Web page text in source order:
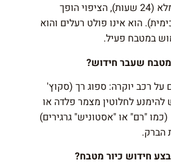
כן. לאחר הייבוש המלא (24 שעות), הציפוי הופך
הוא אינו פולט רעלים והוא
במטבח פעיל.
על רכב יוקרה: ספוג רך (סקוץ'
להימנע לחלוטין מצמר פלדה או
(כמו "רם" או "אסטוניש" גרגירים)
הברק.